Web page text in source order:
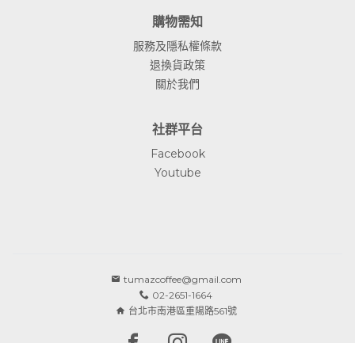
購物需知
服務及隱私權條款
退換貨政策
關於我們
社群平台
Facebook
Youtube
tumazcoffee@gmail.com
02-2651-1664
台北市南港區重陽路561號
Facebook page
Instagram page
Line page